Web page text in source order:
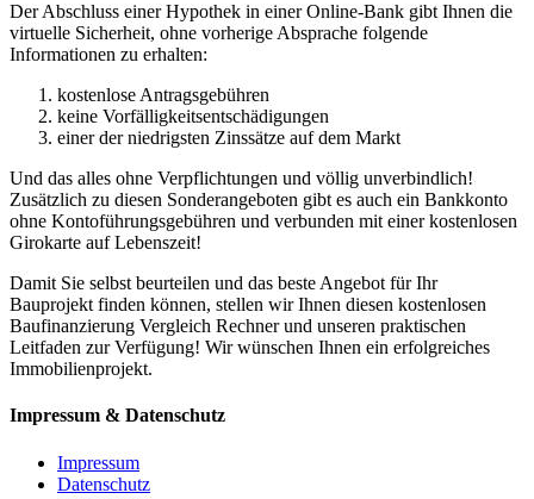
Der Abschluss einer Hypothek in einer Online-Bank gibt Ihnen die
virtuelle Sicherheit, ohne vorherige Absprache folgende
Informationen zu erhalten:
kostenlose Antragsgebühren
keine Vorfälligkeitsentschädigungen
einer der niedrigsten Zinssätze auf dem Markt
Und das alles ohne Verpflichtungen und völlig unverbindlich!
Zusätzlich zu diesen Sonderangeboten gibt es auch ein Bankkonto
ohne Kontoführungsgebühren und verbunden mit einer kostenlosen
Girokarte auf Lebenszeit!
Damit Sie selbst beurteilen und das beste Angebot für Ihr
Bauprojekt finden können, stellen wir Ihnen diesen kostenlosen
Baufinanzierung Vergleich Rechner und unseren praktischen
Leitfaden zur Verfügung! Wir wünschen Ihnen ein erfolgreiches
Immobilienprojekt.
Impressum & Datenschutz
Impressum
Datenschutz